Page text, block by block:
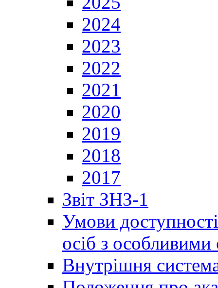
2024
2023
2022
2021
2020
2019
2018
2017
Звіт ЗНЗ-1
Умови
осіб з особливими
Внутрішня